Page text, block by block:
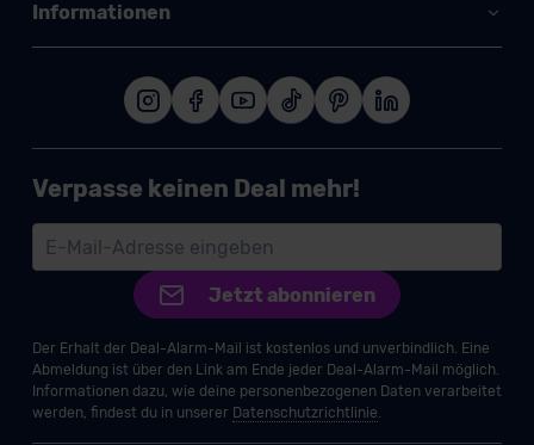
Informationen
Verpasse keinen Deal mehr!
Jetzt abonnieren
Der Erhalt der Deal-Alarm-Mail ist kostenlos und unverbindlich. Eine
Abmeldung ist über den Link am Ende jeder Deal-Alarm-Mail möglich.
Informationen dazu, wie deine personenbezogenen Daten verarbeitet
werden, findest du in unserer Datenschutzrichtlinie.